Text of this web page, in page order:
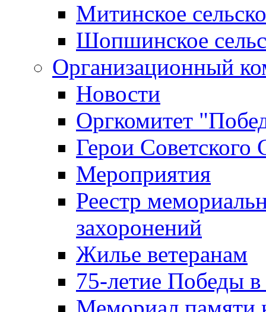
Митинское
Шопшинское
Организационный
Новости
Оргкомитет
Герои Советского
Мероприятия
Реестр
захоронений
Жилье ветеранам
75-летие Победы